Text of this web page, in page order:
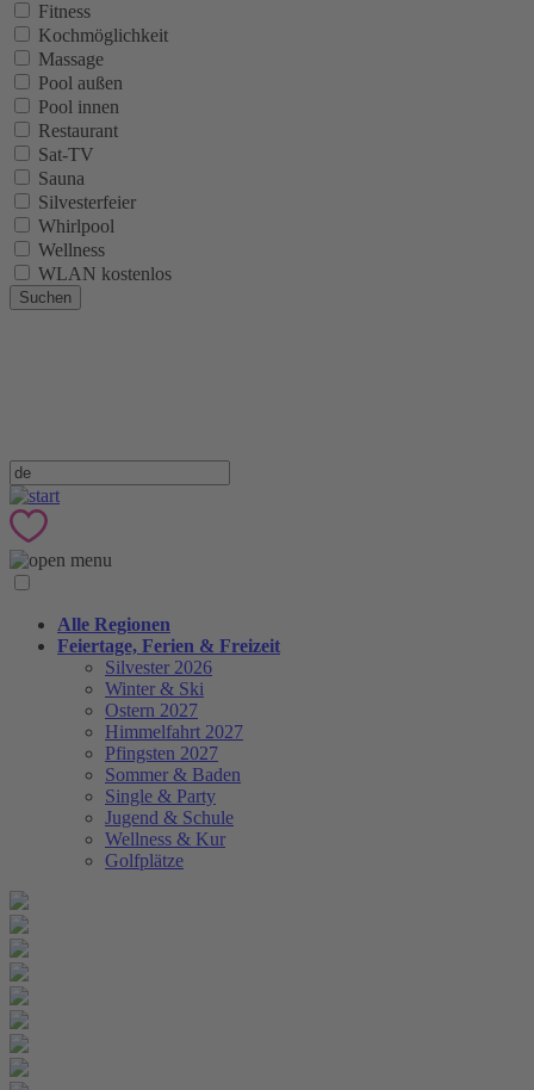
Fitness
Kochmöglichkeit
Massage
Pool außen
Pool innen
Restaurant
Sat-TV
Sauna
Silvesterfeier
Whirlpool
Wellness
WLAN kostenlos
Suchen
Alle Regionen
Feiertage, Ferien & Freizeit
Silvester 2026
Winter & Ski
Ostern 2027
Himmelfahrt 2027
Pfingsten 2027
Sommer & Baden
Single & Party
Jugend & Schule
Wellness & Kur
Golfplätze